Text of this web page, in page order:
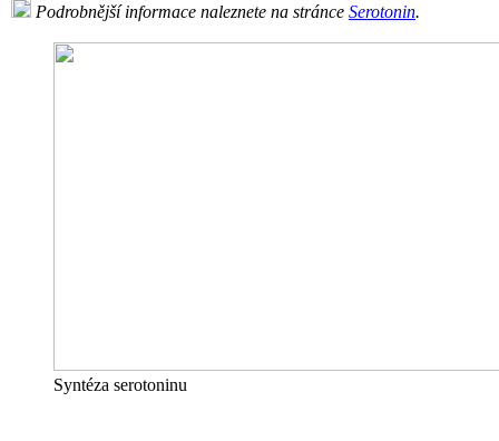
Podrobnější informace naleznete na stránce Serotonin.
Syntéza serotoninu